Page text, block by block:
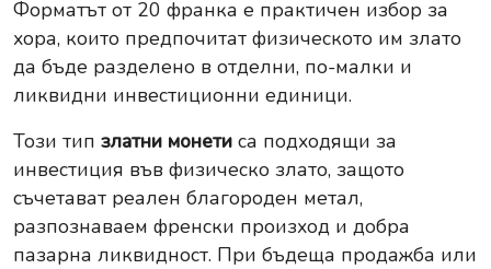
Форматът от 20 франка е практичен избор за
хора, които предпочитат физическото им злато
да бъде разделено в отделни, по-малки и
ликвидни инвестиционни единици.
Този тип златни монети са подходящи за
инвестиция във физическо злато, защото
съчетават реален благороден метал,
разпознаваем френски произход и добра
пазарна ликвидност. При бъдеща продажба или